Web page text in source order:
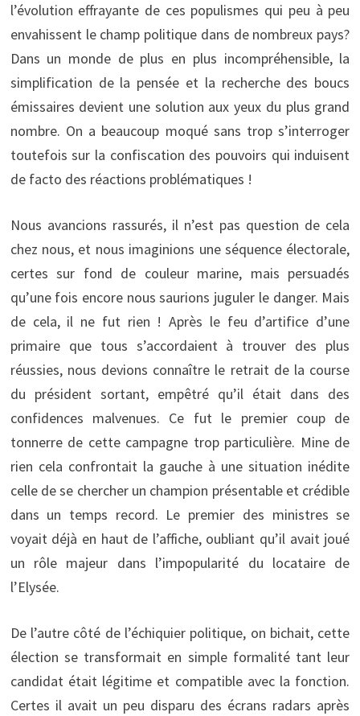
l’évolution effrayante de ces populismes qui peu à peu
envahissent le champ politique dans de nombreux pays?
Dans un monde de plus en plus incompréhensible, la
simplification de la pensée et la recherche des boucs
émissaires devient une solution aux yeux du plus grand
nombre. On a beaucoup moqué sans trop s’interroger
toutefois sur la confiscation des pouvoirs qui induisent
de facto des réactions problématiques !
Nous avancions rassurés, il n’est pas question de cela
chez nous, et nous imaginions une séquence électorale,
certes sur fond de couleur marine, mais persuadés
qu’une fois encore nous saurions juguler le danger. Mais
de cela, il ne fut rien ! Après le feu d’artifice d’une
primaire que tous s’accordaient à trouver des plus
réussies, nous devions connaître le retrait de la course
du président sortant, empêtré qu’il était dans des
confidences malvenues. Ce fut le premier coup de
tonnerre de cette campagne trop particulière. Mine de
rien cela confrontait la gauche à une situation inédite
celle de se chercher un champion présentable et crédible
dans un temps record. Le premier des ministres se
voyait déjà en haut de l’affiche, oubliant qu’il avait joué
un rôle majeur dans l’impopularité du locataire de
l’Elysée.
De l’autre côté de l’échiquier politique, on bichait, cette
élection se transformait en simple formalité tant leur
candidat était légitime et compatible avec la fonction.
Certes il avait un peu disparu des écrans radars après